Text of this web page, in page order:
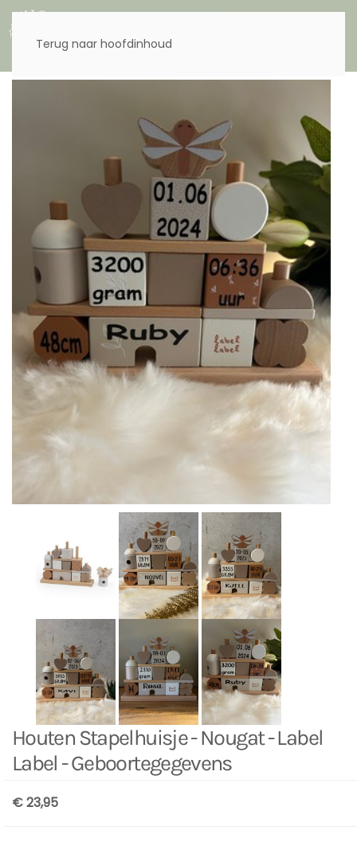
Terug naar hoofdinhoud
Houten Stapelhuisje - Nougat - Label
Label - Geboortegegevens
€ 23,95